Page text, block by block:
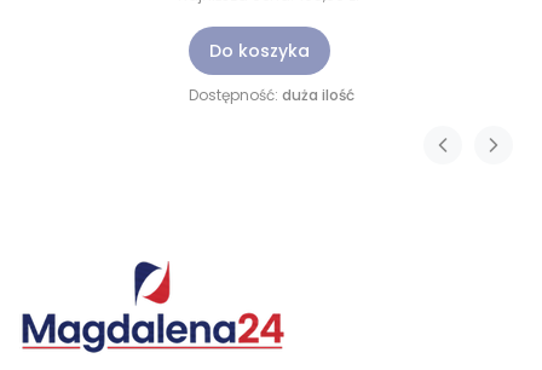
Do koszyka
Dostępność: duża ilość